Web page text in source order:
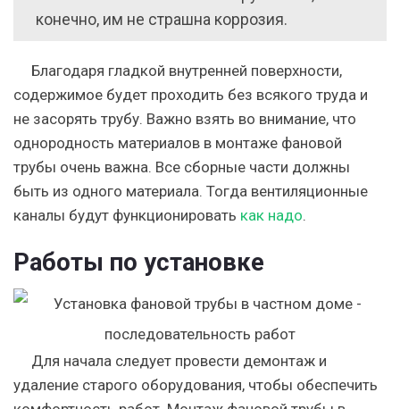
конечно, им не страшна коррозия.
Благодаря гладкой внутренней поверхности,
содержимое будет проходить без всякого труда и
не засорять трубу. Важно взять во внимание, что
однородность материалов в монтаже фановой
трубы очень важна. Все сборные части должны
быть из одного материала. Тогда вентиляционные
каналы будут функционировать как надо.
Работы по установке
Для начала следует провести демонтаж и
удаление старого оборудования, чтобы обеспечить